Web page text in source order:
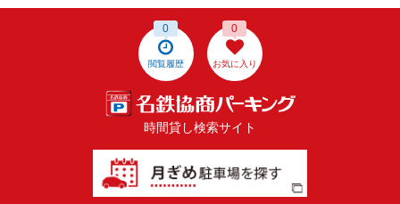
閲覧履歴
0
お気に入り
0
時間貸し検索サイト